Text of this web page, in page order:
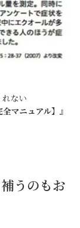
れない
マニュアル】』
うのもお